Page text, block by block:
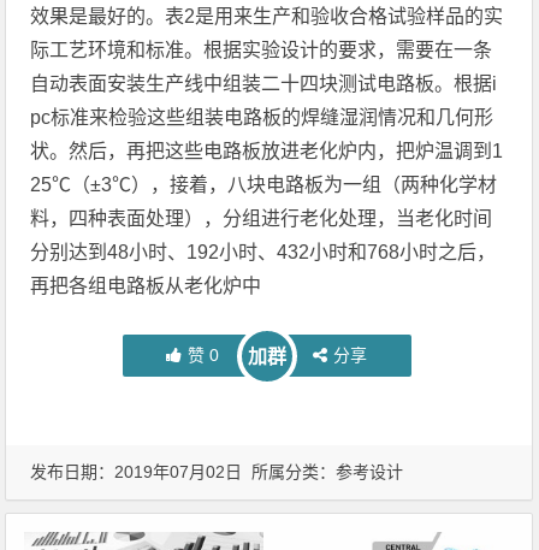
效果是最好的。表2是用来生产和验收合格试验样品的实
际工艺环境和标准。根据实验设计的要求，需要在一条
自动表面安装生产线中组装二十四块测试电路板。根据i
pc标准来检验这些组装电路板的焊缝湿润情况和几何形
状。然后，再把这些电路板放进老化炉内，把炉温调到1
25℃（±3℃），接着，八块电路板为一组（两种化学材
料，四种表面处理），分组进行老化处理，当老化时间
分别达到48小时、192小时、432小时和768小时之后，
再把各组电路板从老化炉中
赞 0 加群 分享
发布日期：2019年07月02日 所属分类：参考设计